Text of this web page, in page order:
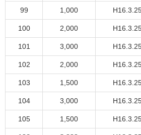
99 1,000
100 2,000
101 3,000
102 2,000
103 1,500
104 3,000
105 1,500